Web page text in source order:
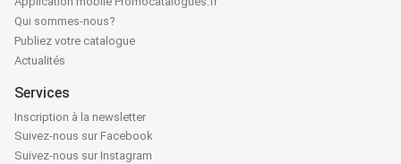
Qui sommes-nous?
Publiez votre catalogue
Actualités
Services
Inscription à la newsletter
Suivez-nous sur Facebook
Suivez-nous sur Instagram